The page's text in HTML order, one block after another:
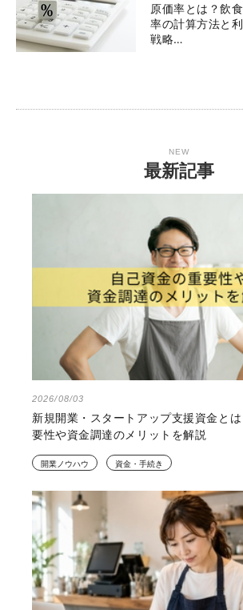
原価率とは？飲
率の計算方法と
戦略…
NEW
最新記事
2026/08/03
新規開業・スタートアップ支援資金と
要性や資金調達のメリットを解説
開業ノウハウ 資金・手続き